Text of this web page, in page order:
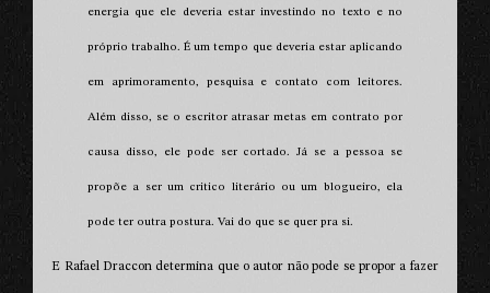
energia que ele deveria estar investindo no texto e no
próprio trabalho. É um tempo que deveria estar aplicando
em aprimoramento, pesquisa e contato com leitores.
Além disso, se o escritor atrasar metas em contrato por
causa disso, ele pode ser cortado. Já se a pessoa se
propõe a ser um critico literário ou um blogueiro, ela
pode ter outra postura. Vai do que se quer pra si.
E Rafael Draccon determina que o autor não pode se propor a fazer